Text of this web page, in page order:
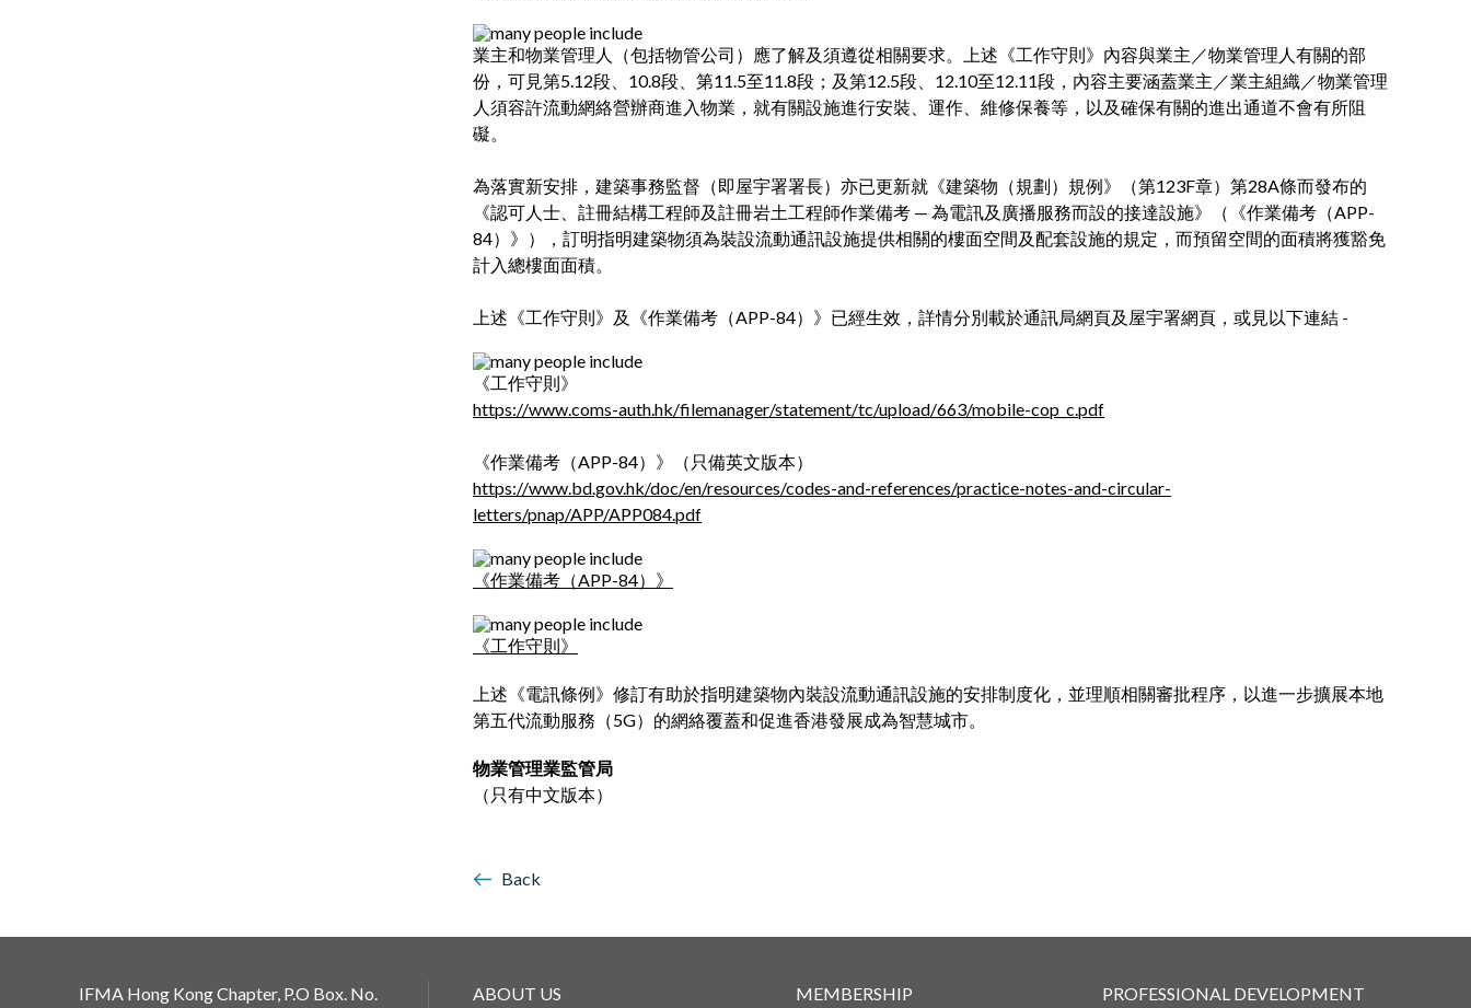
業主和物業管理人（包括物管公司）應了解及須遵從相關要求。上述《工作守則》內容與業主／物業管理人有關的部
份，可見第5.12段、10.8段、第11.5至11.8段；及第12.5段、12.10至12.11段，內容主要涵蓋業主／業主組織／物業管理
人須容許流動網絡營辦商進入物業，就有關設施進行安裝、運作、維修保養等，以及確保有關的進出通道不會有所阻
礙。
為落實新安排，建築事務監督（即屋宇署署長）亦已更新就《建築物（規劃）規例》（第123F章）第28A條而發布的
《認可人士、註冊結構工程師及註冊岩土工程師作業備考 — 為電訊及廣播服務而設的接達設施》（《作業備考（APP-
84）》），訂明指明建築物須為裝設流動通訊設施提供相關的樓面空間及配套設施的規定，而預留空間的面積將獲豁免
計入總樓面面積。
上述《工作守則》及《作業備考（APP-84）》已經生效，詳情分別載於通訊局網頁及屋宇署網頁，或見以下連結 -
《工作守則》
https://www.coms-auth.hk/filemanager/statement/tc/upload/663/mobile-cop_c.pdf
《作業備考（APP-84）》（只備英文版本）
https://www.bd.gov.hk/doc/en/resources/codes-and-references/practice-notes-and-circular-
letters/pnap/APP/APP084.pdf
《作業備考（APP-84）》
《工作守則》
上述《電訊條例》修訂有助於指明建築物內裝設流動通訊設施的安排制度化，並理順相關審批程序，以進一步擴展本地
第五代流動服務（5G）的網絡覆蓋和促進香港發展成為智慧城市。
物業管理業監管局
（只有中文版本）
Back
IFMA Hong Kong Chapter, P.O Box. No.
ABOUT US MEMBERSHIP PROFESSIONAL DEVELOPMENT